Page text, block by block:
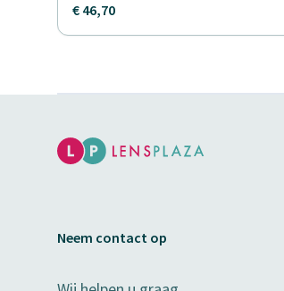
€ 46,70
Neem contact op